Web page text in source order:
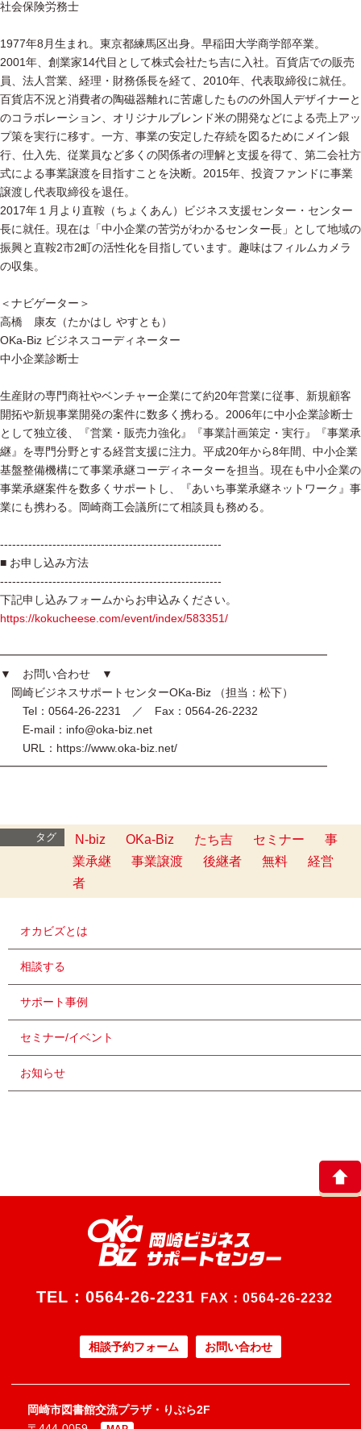
社会保険労務士
1977年8月生まれ。東京都練馬区出身。早稲田大学商学部卒業。
2001年、創業家14代目として株式会社たち吉に入社。百貨店での販売
員、法人営業、経理・財務係長を経て、2010年、代表取締役に就任。
百貨店不況と消費者の陶磁器離れに苦慮したものの外国人デザイナーと
のコラボレーション、オリジナルブレンド米の開発などによる売上アッ
プ策を実行に移す。一方、事業の安定した存続を図るためにメイン銀
行、仕入先、従業員など多くの関係者の理解と支援を得て、第二会社方
式による事業譲渡を目指すことを決断。2015年、投資ファンドに事業
譲渡し代表取締役を退任。
2017年１月より直鞍（ちょくあん）ビジネス支援センター・センター
長に就任。現在は「中小企業の苦労がわかるセンター長」として地域の
振興と直鞍2市2町の活性化を目指しています。趣味はフィルムカメラ
の収集。
＜ナビゲーター＞
高橋 康友（たかはし やすとも）
OKa-Biz ビジネスコーディネーター
中小企業診断士
生産財の専門商社やベンチャー企業にて約20年営業に従事、新規顧客
開拓や新規事業開発の案件に数多く携わる。2006年に中小企業診断士
として独立後、『営業・販売力強化』『事業計画策定・実行』『事業承
継』を専門分野とする経営支援に注力。平成20年から8年間、中小企業
基盤整備機構にて事業承継コーディネーターを担当。現在も中小企業の
事業承継案件を数多くサポートし、『あいち事業承継ネットワーク』事
業にも携わる。岡崎商工会議所にて相談員も務める。
-------------------------------------------------------
■ お申し込み方法
-------------------------------------------------------
下記申し込みフォームからお申込みください。
https://kokucheese.com/event/index/583351/
━━━━━━━━━━━━━━━━━━━━━━━━━━━━━
▼ お問い合わせ ▼
岡崎ビジネスサポートセンターOKa-Biz （担当：松下）
Tel：0564-26-2231 ／ Fax：0564-26-2232
E-mail：info@oka-biz.net
URL：https://www.oka-biz.net/
━━━━━━━━━━━━━━━━━━━━━━━━━━━━━
タグ N-biz OKa-Biz たち吉 セミナー
事
業承継
事業譲渡 後継者 無料
経営
者
オカビズとは
相談する
サポート事例
セミナー/イベント
お知らせ
TEL： 0564-26-2231 FAX：0564-26-2232
相談予約フォーム お問い合わせ
岡崎市図書館交流プラザ・りぶら2F